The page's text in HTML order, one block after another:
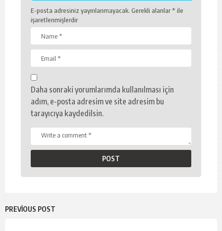
E-posta adresiniz yayınlanmayacak. Gerekli alanlar* ile
işaretlenmişlerdir
Daha sonraki yorumlarımda kullanılması için
adım, e-posta adresim ve site adresim bu
tarayıcıya kaydedilsin.
PREVIOUS POST